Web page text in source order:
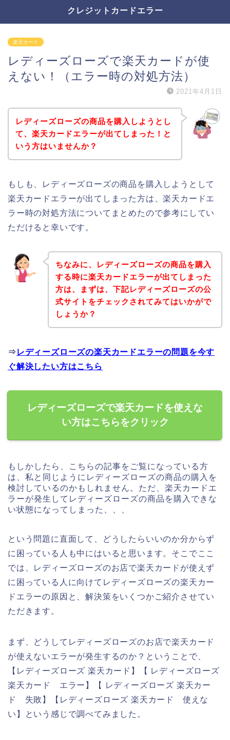
クレジットカードエラー
楽天カード
レディーズローズで楽天カードが使
えない！（エラー時の対処方法）
2021年4月1日
レディーズローズの商品を購入しようとし
て、楽天カードエラーが出てしまった！と
いう方はいませんか？
もしも、レディーズローズの商品を購入しようとして
楽天カードエラーが出てしまった方は、楽天カードエ
ラー時の対処方法についてまとめたので参考にしてい
ただけると幸いです。
ちなみに、レディーズローズの商品を購入
する時に楽天カードエラーが出てしまった
方は、まずは、下記レディーズローズの公
式サイトをチェックされてみてはいかがで
しょうか？
⇒ レディーズローズの楽天カードエラーの問題を今す
ぐ解決したい方はこちら
レディーズローズで楽天カードを使えな
い方はこちらをクリック
もしかしたら、こちらの記事をご覧になっている方
は、私と同じようにレディーズローズの商品の購入を
検討しているのかもしれません。ただ、楽天カードエ
ラーが発生してレディーズローズの商品を購入できな
い状態になってしまった、、、
という問題に直面して、どうしたらいいのか分からず
に困っている人も中にはいると思います。そこでここ
では、レディーズローズのお店で楽天カードが使えず
に困っている人に向けてレディーズローズの楽天カー
ドエラーの原因と、解決策をいくつかご紹介させてい
ただきます。
まず、どうしてレディーズローズのお店で楽天カード
が使えないエラーが発生するのか？ということで、
【レディーズローズ 楽天カード】【 レディーズローズ
楽天カード エラー】【 レディーズローズ 楽天カー
ド 失敗】【レディーズローズ 楽天カード 使えな
い】という感じで調べてみました。